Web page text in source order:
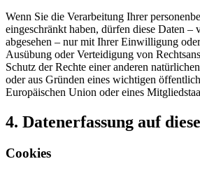
Wenn Sie die Verarbeitung Ihrer
eingeschränkt haben, dürfen diese Daten –
abgesehen – nur mit Ihrer Einwilligung
Ausübung oder Verteidigung von
Schutz der Rechte einer anderen
oder aus Gründen eines wichtigen
Europäischen Union oder eines
4. Datenerfassung auf
Cookies